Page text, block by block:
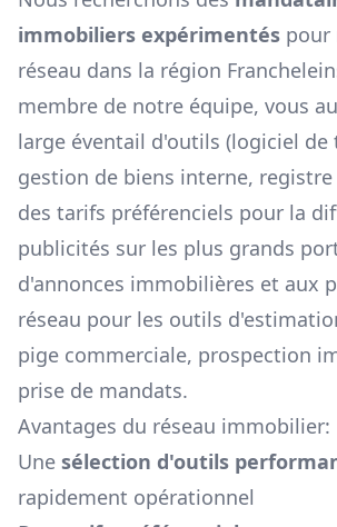
immobiliers expérimentés pour
réseau dans la région
membre de notre équipe, vous
large éventail d'outils (logiciel de
gestion de biens interne, registre
des tarifs préférenciels pour la
publicités sur les plus grands
d'annonces immobilières et aux
réseau pour les outils
pige commerciale, prospection
prise de mandats.
Avantages du réseau immobilier:
Une sélection d'outils
rapidement opérationnel